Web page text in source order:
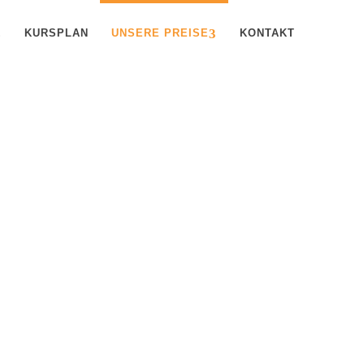
KURSPLAN UNSERE PREISE KONTAKT